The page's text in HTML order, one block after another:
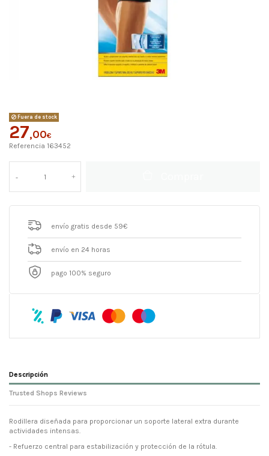
Fuera de stock
27,00€
Referencia 163452
envío gratis desde 59€
envío en 24 horas
pago 100% seguro
Descripción
Trusted Shops Reviews
Rodillera diseñada para proporcionar un soporte lateral extra durante
actividades intensas.
- Refuerzo central para estabilización y protección de la rótula.